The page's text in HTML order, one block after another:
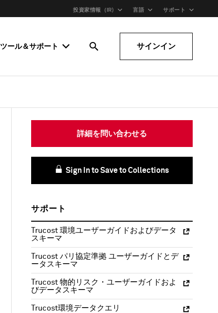
投資家情報（IR) 言語 サポート
ツール＆サポート サインイン
詳細を問い合わせる
Sign In to Save to Collections
サポート
Trucost 環境ユーザーガイドおよびデータ
スキーマ
Trucost パリ協定準拠 ユーザーガイドとデ
ータスキーマ
Trucost 物的リスク・ユーザーガイドおよ
びデータスキーマ
Trucost環境データクエリ